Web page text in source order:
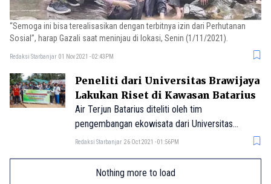
“Semoga ini bisa terealisasikan dengan terbitnya izin dari Perhutanan
Sosial”, harap Gazali saat meninjau di lokasi, Senin (1/11/2021).
Redaksi Starbanjar 01 Nov 2021 - 02:43PM
Peneliti dari Universitas Brawijaya
Lakukan Riset di Kawasan Batarius
Air Terjun Batarius diteliti oleh tim
pengembangan ekowisata dari Universitas
Brawijaya (UB).
Redaksi Starbanjar 26 Oct 2021 - 01:56PM
Nothing more to load